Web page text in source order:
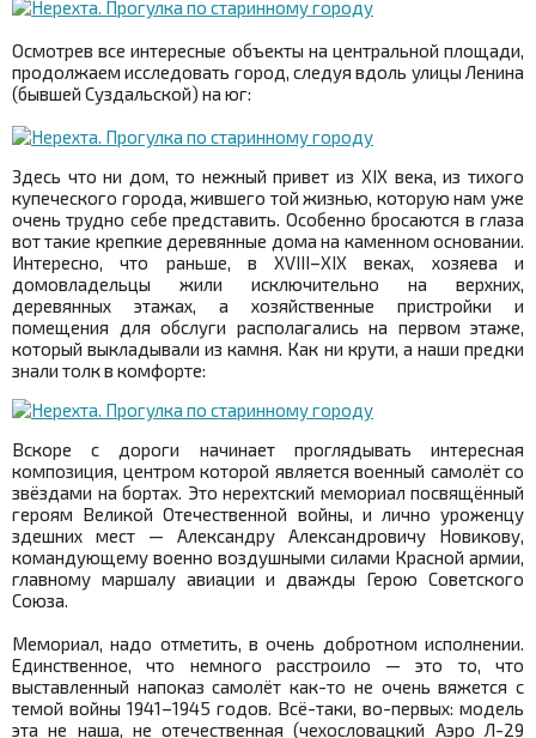
Осмотрев все интересные объекты на центральной площади,
продолжаем исследовать город, следуя вдоль улицы Ленина
(бывшей Суздальской) на юг:
Здесь что ни дом, то нежный привет из XIX века, из тихого
купеческого города, жившего той жизнью, которую нам уже
очень трудно себе представить. Особенно бросаются в глаза
вот такие крепкие деревянные дома на каменном основании.
Интересно, что раньше, в XVIII–XIX веках, хозяева и
домовладельцы жили исключительно на верхних,
деревянных этажах, а хозяйственные пристройки и
помещения для обслуги располагались на первом этаже,
который выкладывали из камня. Как ни крути, а наши предки
знали толк в комфорте:
Вскоре с дороги начинает проглядывать интересная
композиция, центром которой является военный самолёт со
звёздами на бортах. Это нерехтский мемориал посвящённый
героям Великой Отечественной войны, и лично уроженцу
здешних мест — Александру Александровичу Новикову,
командующему военно воздушными силами Красной армии,
главному маршалу авиации и дважды Герою Советского
Союза.
Мемориал, надо отметить, в очень добротном исполнении.
Единственное, что немного расстроило — это то, что
выставленный напоказ самолёт как-то не очень вяжется с
темой войны 1941–1945 годов. Всё-таки, во-первых: модель
эта не наша, не отечественная (чехословацкий Аэро Л-29